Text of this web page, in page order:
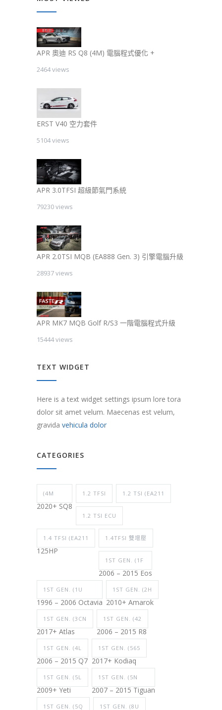
APR 奧迪 RS Q8 (4M) 電腦程式優化 +
2464 views
ERST V40 空力套件
5104 views
APR 3.0TFSI 超級節氣門系統
79230 views
APR 2.0TSI MQB (EA888 Gen. 3) 引擎電腦升級
28937 views
APR MK7 MQB Golf R/S3 一階電腦程式升級
15444 views
TEXT WIDGET
Here is a text widget settings ipsum lore tora
dolor sit amet velum. Maecenas est velum,
gravida vehicula dolor
CATEGORIES
(4M
2020+ SQ8
1.2 TFSI 1.2 TSI (EA211
1.2 TSI ECU
1.4 TFSI (EA211
125HP
1.4TFSI 雙增壓
1ST GEN. (1F
2006 – 2015 Eos
1ST GEN. (1U
1996 – 2006 Octavia
1ST GEN. (2H
2010+ Amarok
1ST GEN. (3CN
2017+ Atlas
1ST GEN. (42
2006 – 2015 R8
1ST GEN. (4L
2006 – 2015 Q7
1ST GEN. (565
2017+ Kodiaq
1ST GEN. (5L
2009+ Yeti
1ST GEN. (5N
2007 – 2015 Tiguan
1ST GEN. (5Q 1ST GEN. (8U